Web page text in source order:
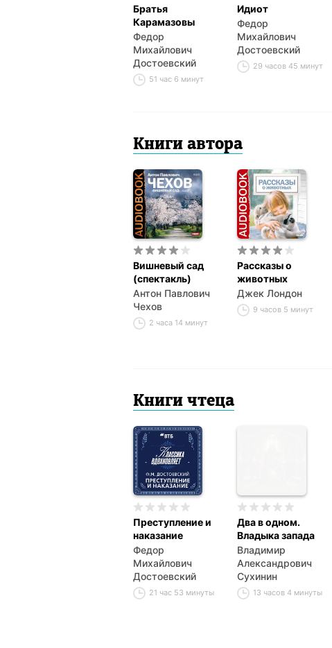
Братья
Карамазовы
Федор
Михайлович
Достоевский
51 час 6 минут
Идиот
Федор
Михайлович
Достоевский
29 часов 45 минут
Книги автора
Вишневый сад
(спектакль)
Антон Павлович
Чехов
2 часа 14 минут
Рассказы о
животных
Джек Лондон
9 часов 5 минут
Книги чтеца
Преступление и
наказание
Федор
Михайлович
Достоевский
21 час 53 минуты
Два в одном.
Владыка запада
Владимир
Александрович
Сухинин
13 часов 4 минуты